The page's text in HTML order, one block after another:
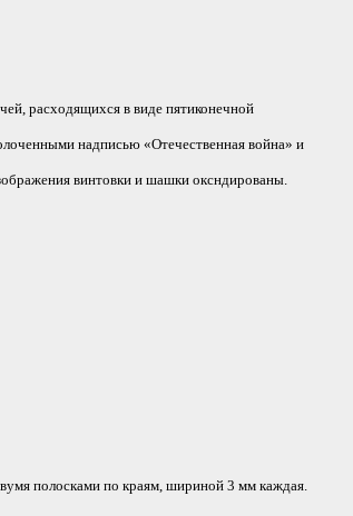
расходящихся в виде пятиконечной
надписью «Отечественная война» и
винтовки и шашки оксндированы.
полосками по краям, шириной 3 мм каждая.